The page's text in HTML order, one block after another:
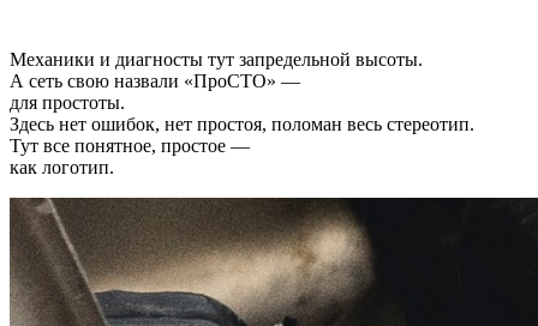
Механики и диагносты тут запредельной высоты.
А сеть свою назвали «ПроСТО» —
для простоты.
Здесь нет ошибок, нет простоя, поломан весь стереотип.
Тут все понятное, простое —
как логотип.